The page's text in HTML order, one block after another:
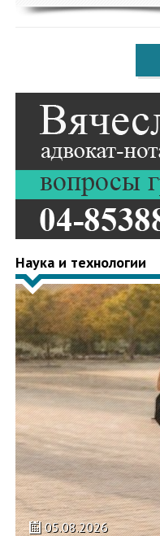
Наука и технологии
05.08.2026